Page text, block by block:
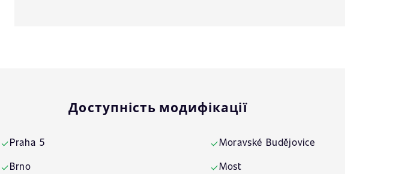
Доступність модифікації
✓Praha 5
✓Brno
✓Moravské Budějovice
✓Most